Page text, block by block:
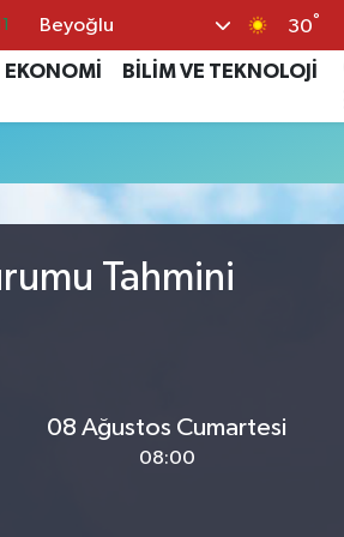
Beyoğlu 30°
EKONOMİ
BİLİM VE TEKNOLOJİ
Tahmini
08 Ağustos Cumartesi
08:00